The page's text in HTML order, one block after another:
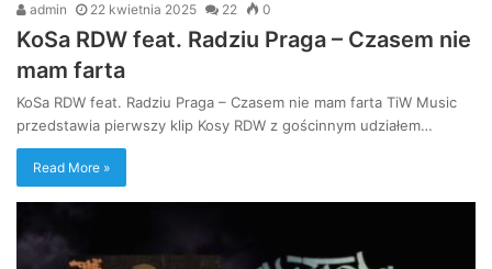
admin 22 kwietnia 2025 22 0
KoSa RDW feat. Radziu Praga – Czasem nie
mam farta
KoSa RDW feat. Radziu Praga – Czasem nie mam farta TiW Music
przedstawia pierwszy klip Kosy RDW z gościnnym udziałem…
Read More »